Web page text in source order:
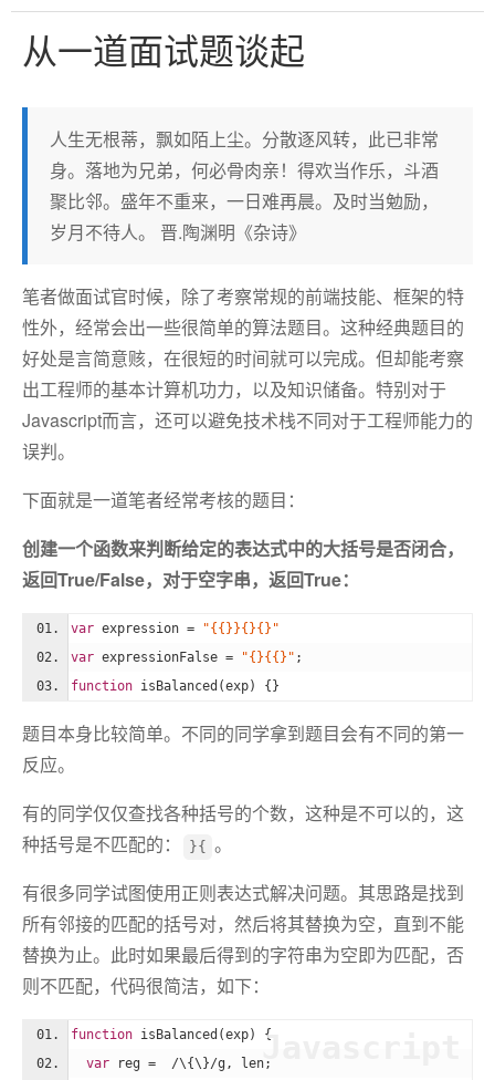
从一道面试题谈起
人生无根蒂，飘如陌上尘。分散逐风转，此已非常
身。落地为兄弟，何必骨肉亲！得欢当作乐，斗酒
聚比邻。盛年不重来，一日难再晨。及时当勉励，
岁月不待人。 晋.陶渊明《杂诗》
笔者做面试官时候，除了考察常规的前端技能、框架的特
性外，经常会出一些很简单的算法题目。这种经典题目的
好处是言简意赅，在很短的时间就可以完成。但却能考察
出工程师的基本计算机功力，以及知识储备。特别对于
Javascript而言，还可以避免技术栈不同对于工程师能力的
误判。
下面就是一道笔者经常考核的题目：
创建一个函数来判断给定的表达式中的大括号是否闭合，
返回True/False，对于空字串，返回True：
var expression =
"{{}}{}{}"
var expressionFalse = "{}{{}" ;
function isBalanced (exp) {}
题目本身比较简单。不同的同学拿到题目会有不同的第一
反应。
有的同学仅仅查找各种括号的个数，这种是不可以的，这
种括号是不匹配的：
}{ 。
有很多同学试图使用正则表达式解决问题。其思路是找到
所有邻接的匹配的括号对，然后将其替换为空，直到不能
替换为止。此时如果最后得到的字符串为空即为匹配，否
则不匹配，代码很简洁，如下：
function isBalanced (exp) {
var reg = /\{\}/g , len;Javascript